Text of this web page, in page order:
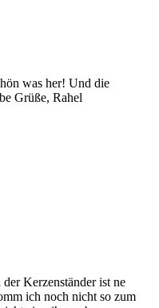
was her! Und die
Grüße, Rahel
Kerzenständer ist ne
ich noch nicht so zum